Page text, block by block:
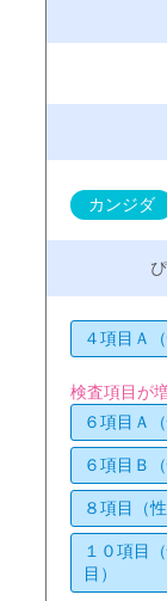
カンジダ
４項目Ａ
検査項目が
６項目Ａ
６項目Ｂ
８項目（
１０項目
目）